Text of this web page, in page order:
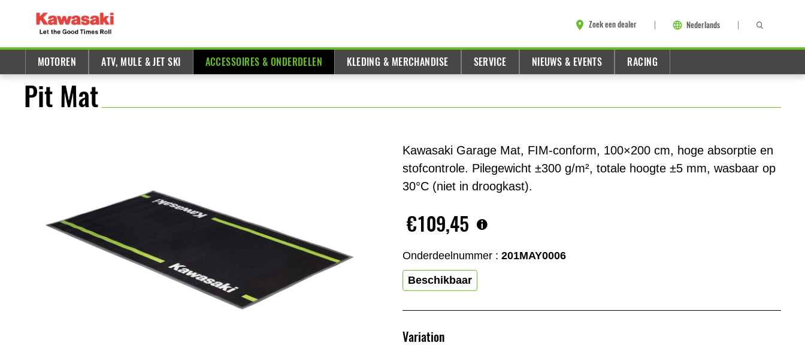
Zoek een dealer Nederlands
MOTOREN ATV, MULE & JET SKI ACCESSOIRES & ONDERDELEN KLEDING & MERCHANDISE SERVICE NIEUWS & EVENTS RACING
Pit Mat
Kawasaki Garage Mat, FIM-conform, 100×200 cm, hoge absorptie en
stofcontrole. Pilegewicht ±300 g/m², totale hoogte ±5 mm, wasbaar op
30°C (niet in droogkast).
€109,45
Onderdeelnummer : 201MAY0006
Beschikbaar
Variation